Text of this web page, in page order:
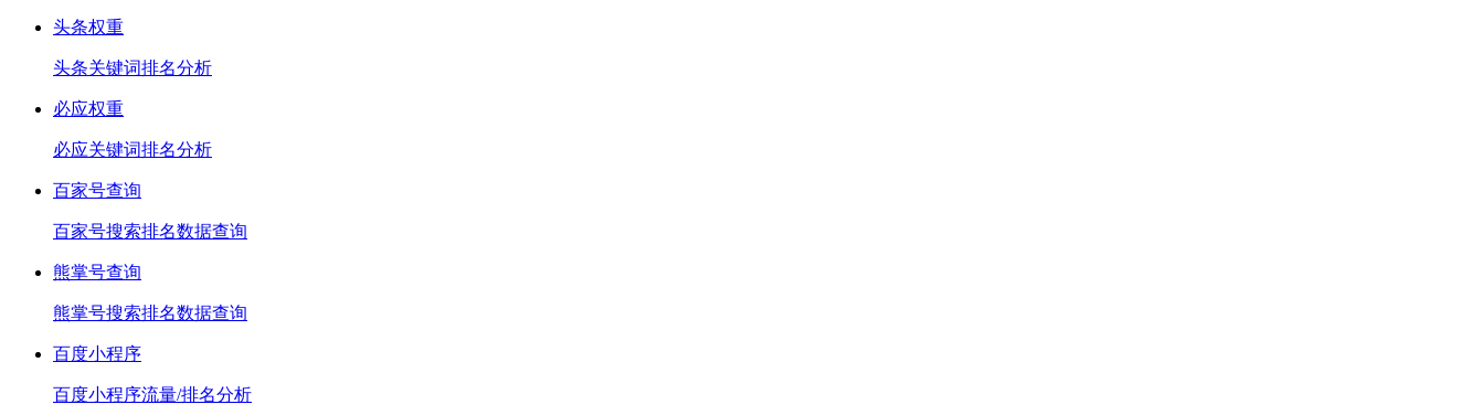
头条权重
头条关键词排名分析
必应权重
必应关键词排名分析
百家号查询
百家号搜索排名数据查询
熊掌号查询
熊掌号搜索排名数据查询
百度小程序
百度小程序流量/排名分析